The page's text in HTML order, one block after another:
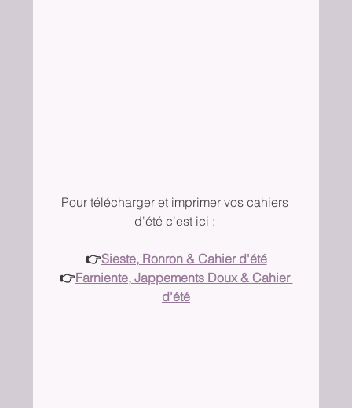
Pour télécharger et imprimer vos cahiers
d'été c'est ici :
👉Sieste, Ronron & Cahier d'été
👉Farniente, Jappements Doux & Cahier
d'été